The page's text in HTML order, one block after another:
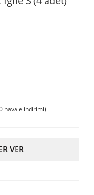
havale indirimi)
VER